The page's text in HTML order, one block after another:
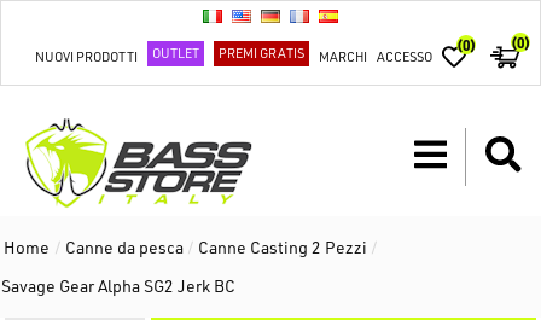
NUOVI PRODOTTI OUTLET PREMI GRATIS MARCHI ACCESSO
(0) (0)
Home / Canne da pesca / Canne Casting 2 Pezzi /
Savage Gear Alpha SG2 Jerk BC